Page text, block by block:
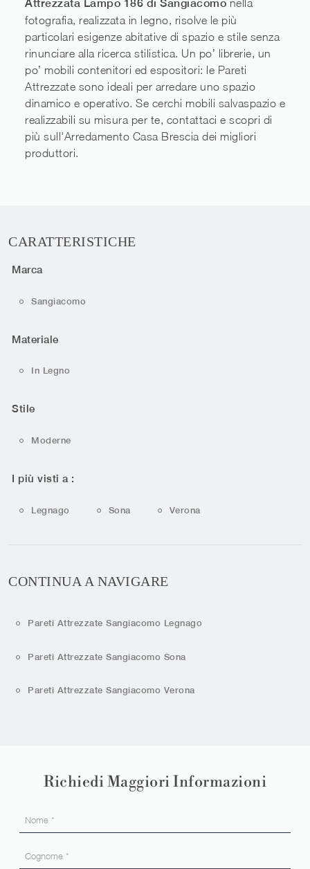
Attrezzata Lampo 186 di Sangiacomo nella
fotografia, realizzata in legno, risolve le più
particolari esigenze abitative di spazio e stile senza
rinunciare alla ricerca stilistica. Un po’ librerie, un
po’ mobili contenitori ed espositori: le Pareti
Attrezzate sono ideali per arredare uno spazio
dinamico e operativo. Se cerchi mobili salvaspazio e
realizzabili su misura per te, contattaci e scopri di
più sull'Arredamento Casa Brescia dei migliori
produttori.
CARATTERISTICHE
Marca
Sangiacomo
Materiale
In Legno
Stile
Moderne
I più visti a :
Legnago Sona Verona
CONTINUA A NAVIGARE
Pareti Attrezzate Sangiacomo Legnago
Pareti Attrezzate Sangiacomo Sona
Pareti Attrezzate Sangiacomo Verona
Richiedi Maggiori Informazioni